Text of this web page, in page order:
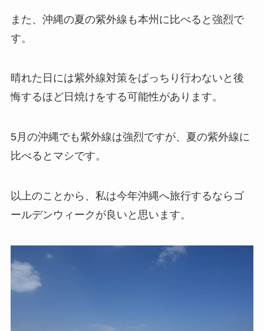
また、沖縄の夏の紫外線も本州に比べると強烈で
す。
晴れた日には紫外線対策をばっちり行わないと後
悔するほど日焼けをする可能性があります。
5月の沖縄でも紫外線は強烈ですが、夏の紫外線に
比べるとマシです。
以上のことから、私は今年沖縄へ旅行するならゴ
ールデンウィークが良いと思います。